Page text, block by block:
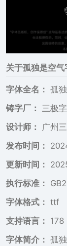
关于孤独是空气
字体全名： 孤
铸字厂：
三极
设计师：
广州
发布时间：
更新时间：
执行标准：
字体格式： ttf
支持语言：
178
字体简介： 孤